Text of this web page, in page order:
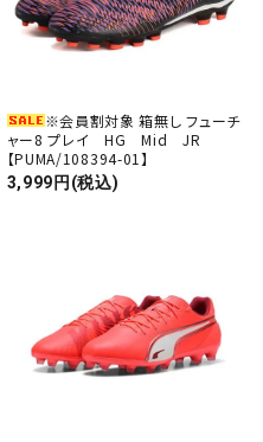
※会員割対象 箱無し フューチ
ャー8 プレイ HG Mid JR
【PUMA/108394-01】
3,999円(税込)